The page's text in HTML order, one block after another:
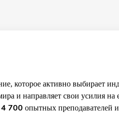
которое активно выбирает
и направляет свои усилия на
4 700 опытных преподавателей